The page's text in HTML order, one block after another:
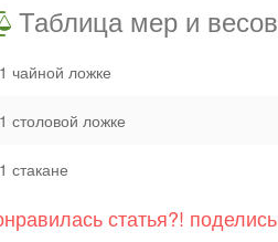
Таблица мер и весов
чайной ложке
столовой ложке
стакане
статья?! поделись